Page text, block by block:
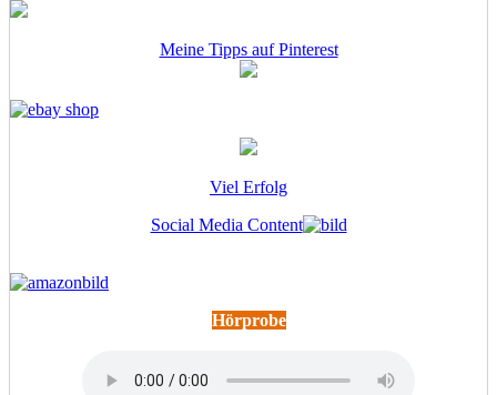
Meine Tipps auf Pinterest
Viel Erfolg
Social Media Content
Hörprobe